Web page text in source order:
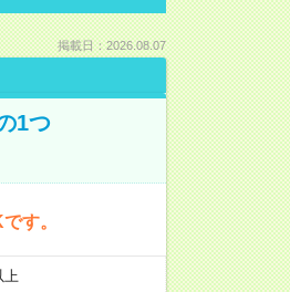
掲載日：2026.08.07
1つ
す。